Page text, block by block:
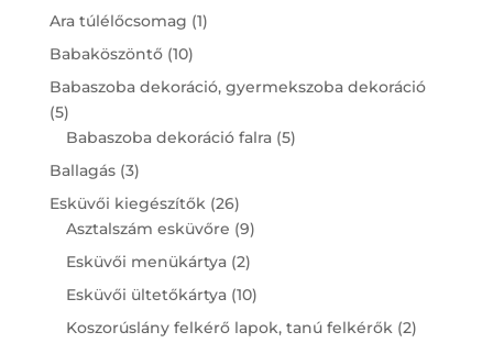
products
Ara túlélőcsomag 11
Babaköszöntő 1010
products
Babaszoba dekoráció, gyermekszoba dekoráció
55
products
Babaszoba dekoráció falra 55
Ballagás 33
products
Esküvői kiegészítők 2626
products
Asztalszám esküvőre 99
products
Esküvői menükártya 22
products
Esküvői ültetőkártya 1010
products
Koszorúslány felkérő lapok, tanú felkérők 22